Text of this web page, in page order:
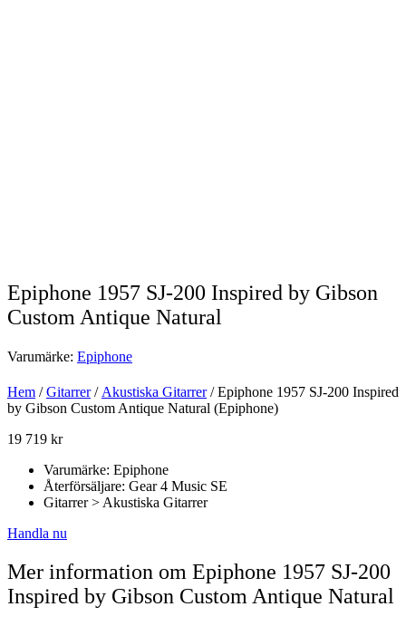
Epiphone 1957 SJ-200 Inspired by Gibson
Custom Antique Natural
Varumärke: Epiphone
Hem /Gitarrer/Akustiska Gitarrer/ Epiphone 1957 SJ-200 Inspired
by Gibson Custom Antique Natural (Epiphone)
19 719 kr
Varumärke: Epiphone
Återförsäljare: Gear 4 Music SE
Gitarrer > Akustiska Gitarrer
Handla nu
Mer information om Epiphone 1957 SJ-200
Inspired by Gibson Custom Antique Natural